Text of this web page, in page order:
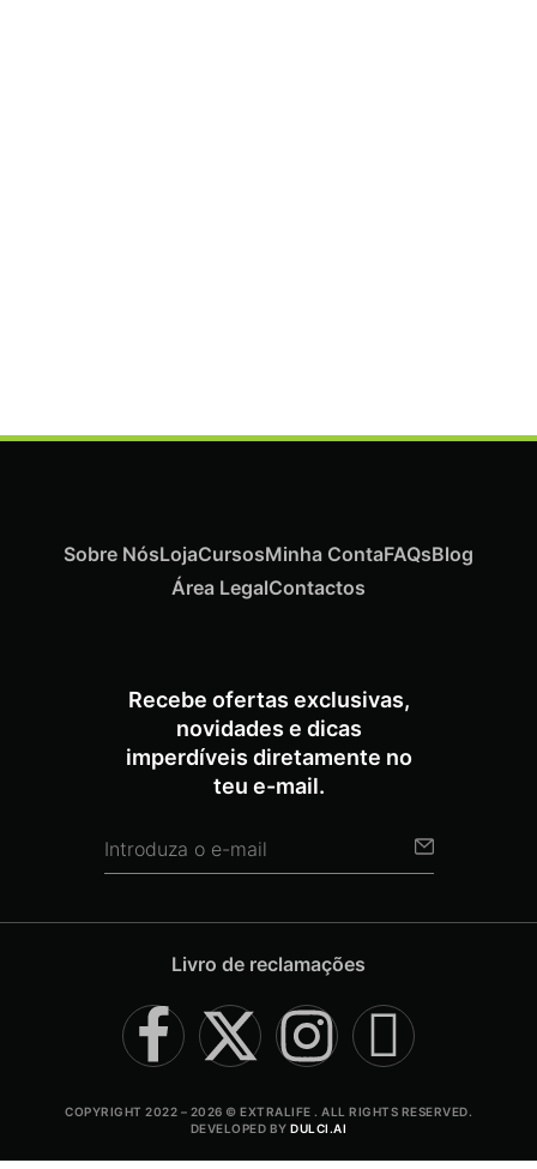
Recebe ofertas exclusivas,
novidades e dicas
imperdíveis diretamente no
teu e-mail.
Sobre NósLojaCursosMinha ContaFAQsBlog
Área LegalContactos
Livro de reclamações
COPYRIGHT 2022 – 2026 © EXTRALIFE . ALL RIGHTS RESERVED.
DEVELOPED BYDULCI.AI